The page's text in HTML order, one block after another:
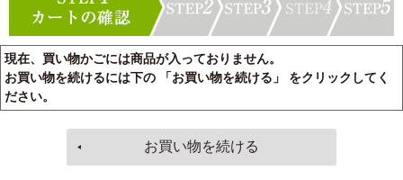
現在、買い物かごには商品が入っておりません。
お買い物を続けるには下の 「お買い物を続ける」 をクリックしてく
ださい。